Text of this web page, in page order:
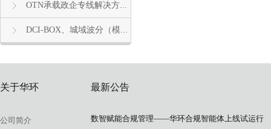
OTN承载政企专线解决方...
DCI-BOX、城域波分（模...
关于华环
公司简介
最新公告
数智赋能合规管理——华环合规智能体上线试运行